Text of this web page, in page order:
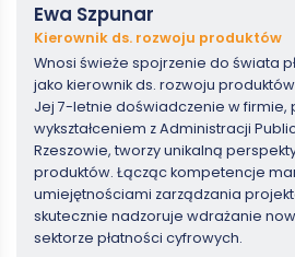
Ewa Szpunar
Kierownik ds. rozwoju produktów
Wnosi świeże spojrzenie do świata
jako kierownik ds. rozwoju produktów
Jej 7-letnie doświadczenie w firmie,
wykształceniem z Administracji
Rzeszowie, tworzy unikalną
produktów. Łącząc kompetencje
umiejętnościami zarządzania
skutecznie nadzoruje wdrażanie
sektorze płatności cyfrowych.